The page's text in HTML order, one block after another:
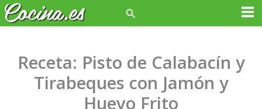
Ir
al
Buscar
Receta: Pisto de Calabacín y
Tirabeques con Jamón y
Huevo Frito